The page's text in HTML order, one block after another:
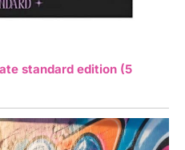
standard edition (5